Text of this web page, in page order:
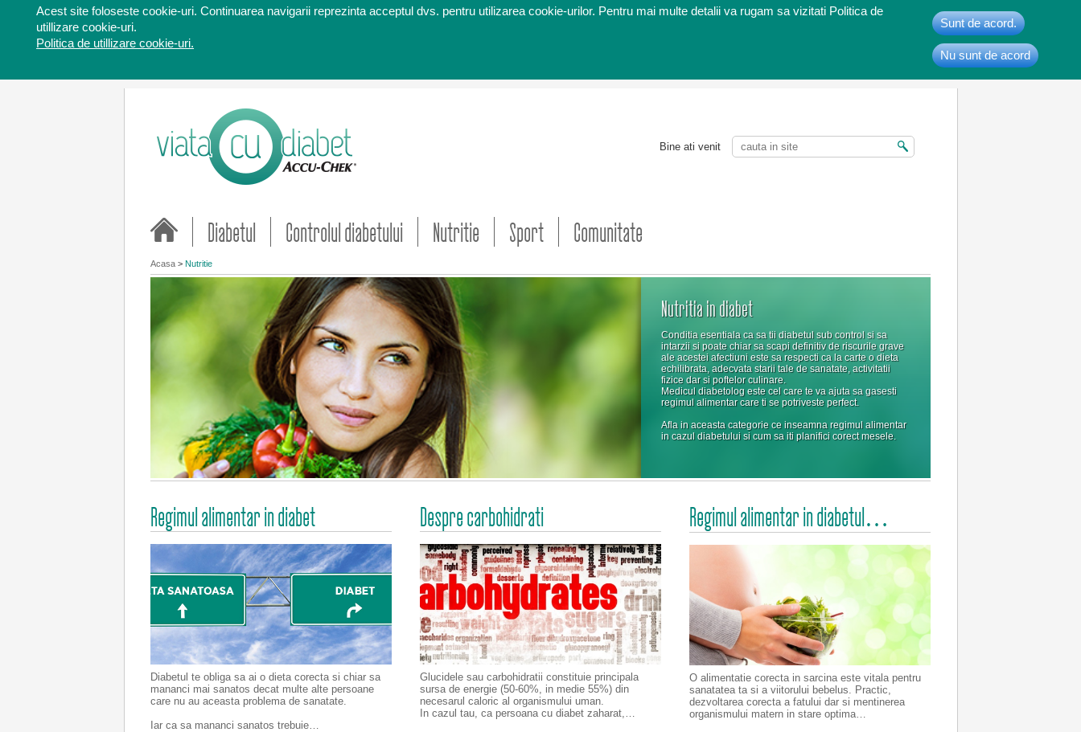
Acest site foloseste cookie-uri. Continuarea navigarii reprezinta acceptul dvs. pentru utilizarea cookie-urilor. Pentru mai multe detalii va rugam sa vizitati Politica de
utillizare cookie-uri.
Politica de utillizare cookie-uri.
Sunt de acord.
Nu sunt de acord
Bine ati venit
Diabetul Controlul diabetului Nutritie Sport Comunitate
Acasa > Nutritie
Nutritia in diabet
Conditia esentiala ca sa tii diabetul sub control si sa
intarzii si poate chiar sa scapi definitiv de riscurile grave
ale acestei afectiuni este sa respecti ca la carte o dieta
echilibrata, adecvata starii tale de sanatate, activitatii
fizice dar si poftelor culinare.
Medicul diabetolog este cel care te va ajuta sa gasesti
regimul alimentar care ti se potriveste perfect.
Afla in aceasta categorie ce inseamna regimul alimentar
in cazul diabetului si cum sa iti planifici corect mesele.
Regimul alimentar in diabet
Diabetul te obliga sa ai o dieta corecta si chiar sa
mananci mai sanatos decat multe alte persoane
care nu au aceasta problema de sanatate.
Iar ca sa mananci sanatos trebuie…
Despre carbohidrati
Glucidele sau carbohidratii constituie principala
sursa de energie (50-60%, in medie 55%) din
necesarul caloric al organismului uman.
In cazul tau, ca persoana cu diabet zaharat,…
Regimul alimentar in diabetul…
O alimentatie corecta in sarcina este vitala pentru
sanatatea ta si a viitorului bebelus. Practic,
dezvoltarea corecta a fatului dar si mentinerea
organismului matern in stare optima…